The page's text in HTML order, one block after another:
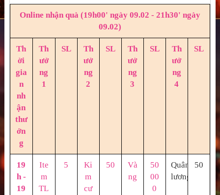
Online nhận quà (19h00' ngày 09.02 - 21h30' ngày
09.02)
Th
ời
gia
n
nh
ận
thư
ởn
g
Th
ưở
ng
1
SL
Th
ưở
ng
2
SL
Th
ưở
ng
3
SL
Th
ưở
ng
4
SL
19
h -
19
Ite
m
TL
5
Ki
m
cư
50
Và
ng
50
00
0
Quân
lương
50